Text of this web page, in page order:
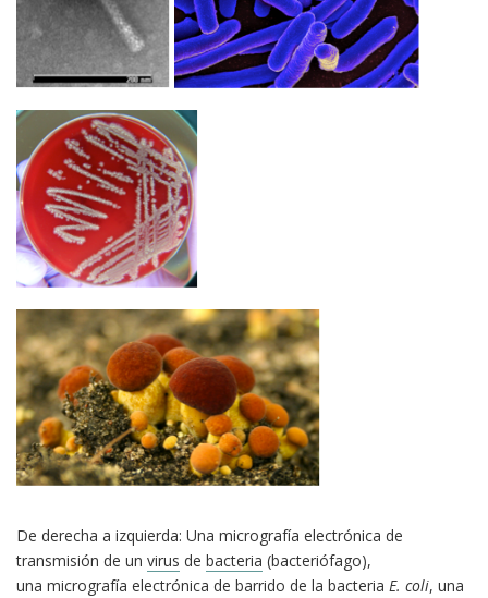
De derecha a izquierda: Una micrografía electrónica de
transmisión de un virus de bacteria (bacteriófago),
una micrografía electrónica de barrido de la bacteria E. coli, una